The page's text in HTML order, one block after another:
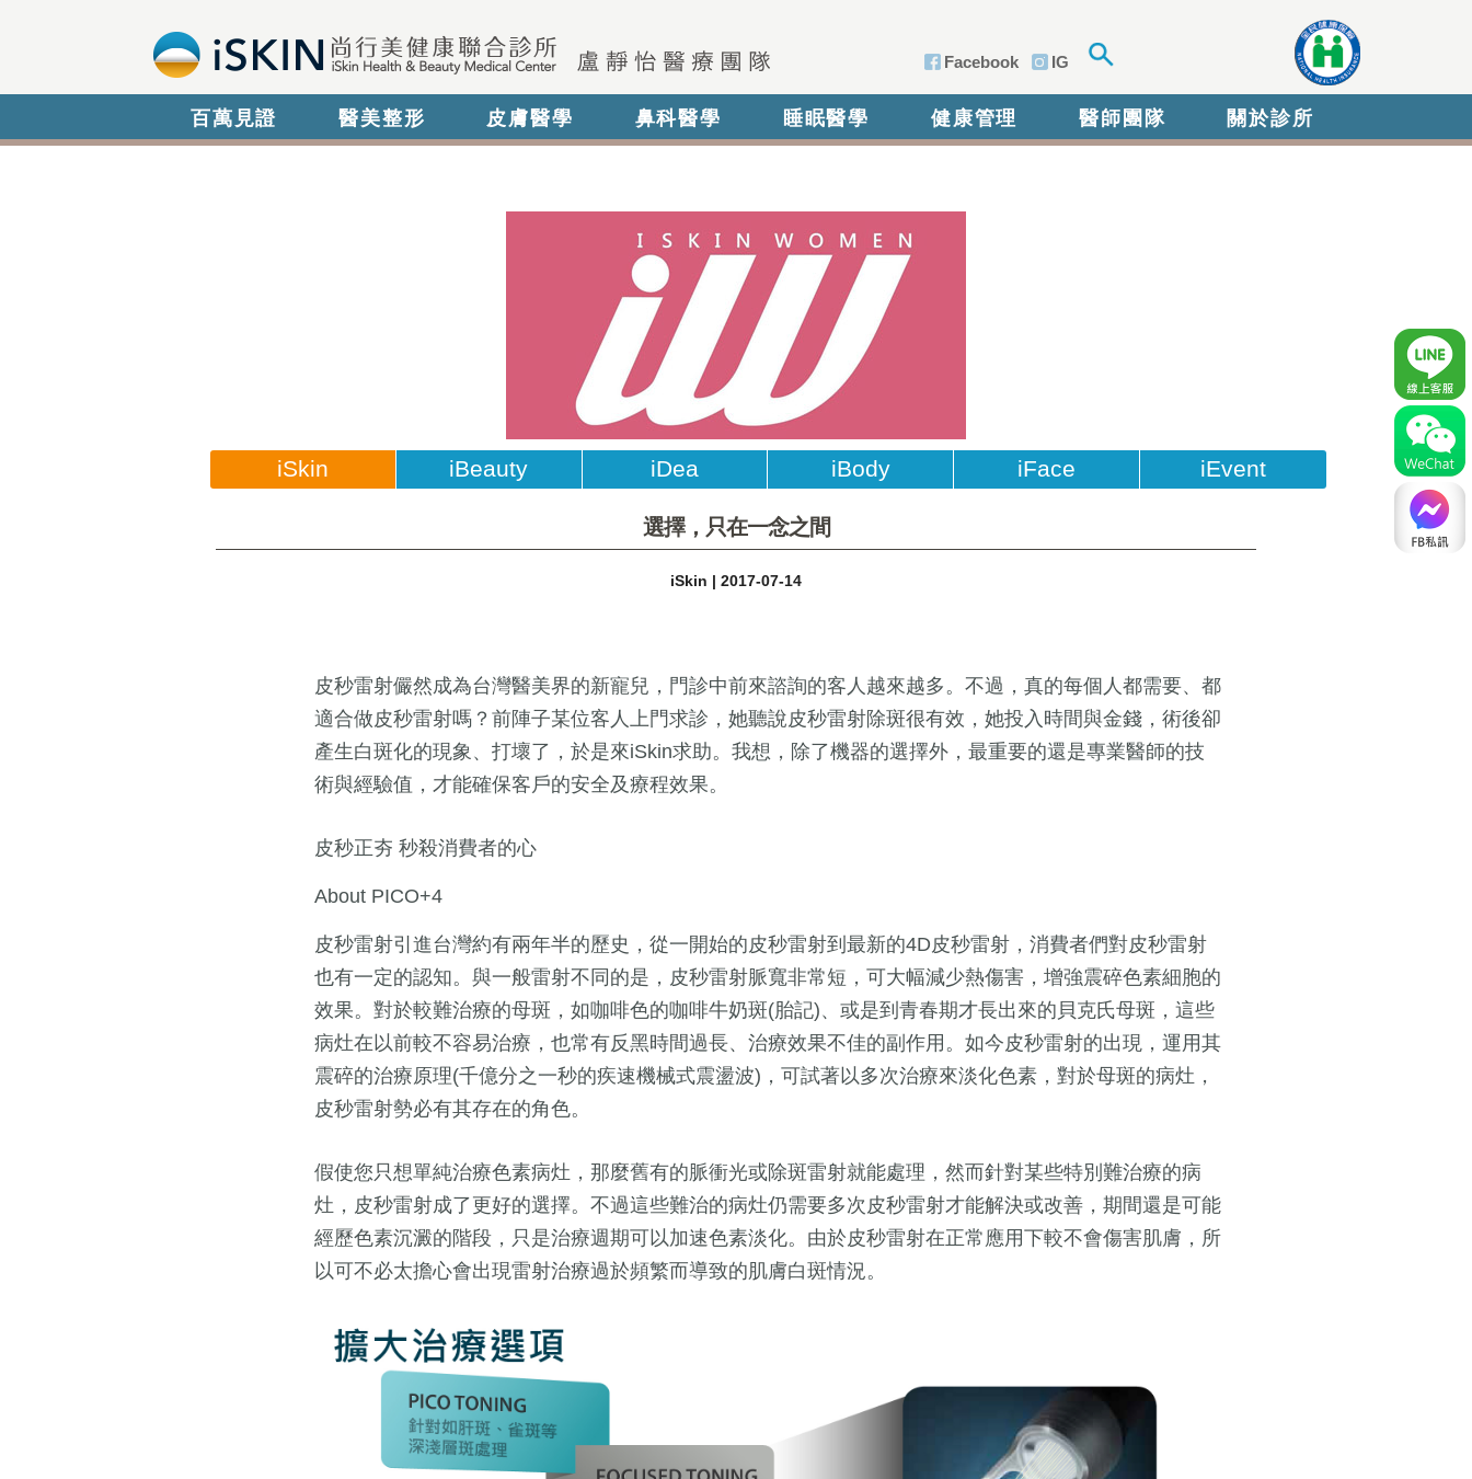
Facebook IG
百萬見證 醫美整形 皮膚醫學 鼻科醫學 睡眠醫學 健康管理 醫師團隊 關於診所
iSkin iBeauty iDea iBody iFace iEvent
選擇，只在一念之間
iSkin | 2017-07-14
皮秒雷射儼然成為台灣醫美界的新寵兒，門診中前來諮詢的客人越來越多。不過，真的每個人都需要、都
適合做皮秒雷射嗎？前陣子某位客人上門求診，她聽說皮秒雷射除斑很有效，她投入時間與金錢，術後卻
產生白斑化的現象、打壞了，於是來iSkin求助。我想，除了機器的選擇外，最重要的還是專業醫師的技
術與經驗值，才能確保客戶的安全及療程效果。
皮秒正夯 秒殺消費者的心
About PICO+4
皮秒雷射引進台灣約有兩年半的歷史，從一開始的皮秒雷射到最新的4D皮秒雷射，消費者們對皮秒雷射
也有一定的認知。與一般雷射不同的是，皮秒雷射脈寬非常短，可大幅減少熱傷害，增強震碎色素細胞的
效果。對於較難治療的母斑，如咖啡色的咖啡牛奶斑(胎記)、或是到青春期才長出來的貝克氏母斑，這些
病灶在以前較不容易治療，也常有反黑時間過長、治療效果不佳的副作用。如今皮秒雷射的出現，運用其
震碎的治療原理(千億分之一秒的疾速機械式震盪波)，可試著以多次治療來淡化色素，對於母斑的病灶，
皮秒雷射勢必有其存在的角色。
假使您只想單純治療色素病灶，那麼舊有的脈衝光或除斑雷射就能處理，然而針對某些特別難治療的病
灶，皮秒雷射成了更好的選擇。不過這些難治的病灶仍需要多次皮秒雷射才能解決或改善，期間還是可能
經歷色素沉澱的階段，只是治療週期可以加速色素淡化。由於皮秒雷射在正常應用下較不會傷害肌膚，所
以可不必太擔心會出現雷射治療過於頻繁而導致的肌膚白斑情況。